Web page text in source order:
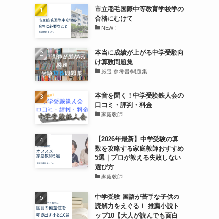
市立稲毛国際中等教育学校学の
合格にむけて
NEW！
本当に成績が上がる中学受験向
け算数問題集
厳選 参考書/問題集
本音を聞く！中学受験鉄人会の
口コミ・評判・料金
家庭教師
【2026年最新】中学受験の算
数を攻略する家庭教師おすすめ
5選｜プロが教える失敗しない
選び方
家庭教師
中学受験 国語が苦手な子供の
読解力をえぐる！ 推薦小説ト
ップ10【大人が読んでも面白